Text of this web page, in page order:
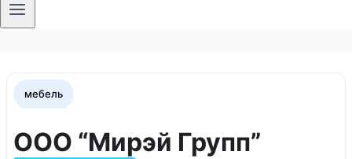
мебель
ООО “Мирэй Групп”